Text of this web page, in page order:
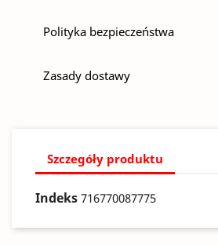
Polityka bezpieczeństwa
Zasady dostawy
Szczegóły produktu
Indeks 716770087775